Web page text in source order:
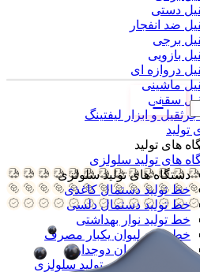
دستی
ضد انفجار
برجی
بازویی
دروازه ای
ماشینی
سقفی
و ابزار لیفتینگ
تولید
های تولید
های تولید سلولزی
دستگاه های تولید سلولزی
خط تولید دستمال کاغذی
خط تولید دستمال دلسی
خط تولید نوار بهداشتی
خط تولید لیوان یکبار مصرف
خط تولید لیوان دوجداره
همه دستگاه های تولید سلولزی